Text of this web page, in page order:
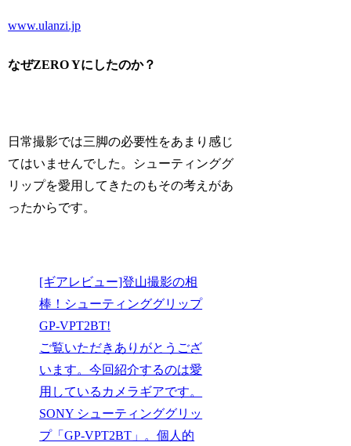
www.ulanzi.jp
なぜZERO Yにしたのか？
日常撮影では三脚の必要性をあまり感じ
てはいませんでした。シューティンググ
リップを愛用してきたのもその考えがあ
ったからです。
[ギアレビュー]登山撮影の相
棒！シューティンググリップ
GP-VPT2BT!
ご覧いただきありがとうござ
います。今回紹介するのは愛
用しているカメラギアです。
SONY シューティンググリッ
プ「GP-VPT2BT」。個人的